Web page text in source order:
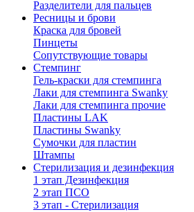
Разделители для пальцев
Ресницы и брови
Краска для бровей
Пинцеты
Сопутствующие товары
Стемпинг
Гель-краски для стемпинга
Лаки для стемпинга Swanky
Лаки для стемпинга прочие
Пластины LAK
Пластины Swanky
Сумочки для пластин
Штампы
Стерилизация и дезинфекция
1 этап Дезинфекция
2 этап ПСО
3 этап - Стерилизация